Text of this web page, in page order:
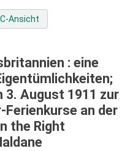
Ansicht
: eine
3. August 1911 zur
an der
the Right